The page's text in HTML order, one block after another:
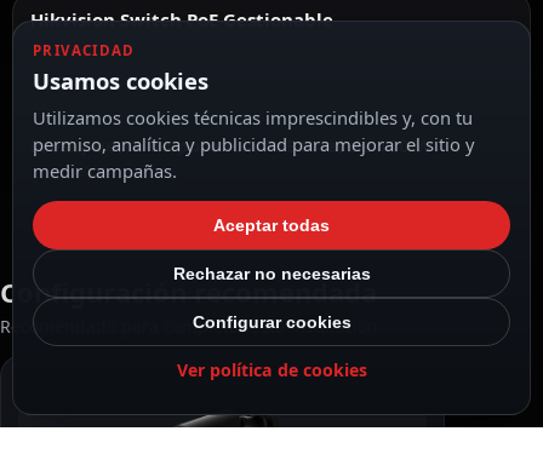
Hikvision Switch PoE Gestionable
Presupuesto de potencia PoE total de 110 W
Configuración recomendada
Recomendado para completar esta instalación
PRIVACIDAD
Usamos cookies
Utilizamos cookies técnicas imprescindibles y, con tu
permiso, analítica y publicidad para mejorar el sitio y
medir campañas.
Aceptar todas
Rechazar no necesarias
Configurar cookies
Ver política de cookies